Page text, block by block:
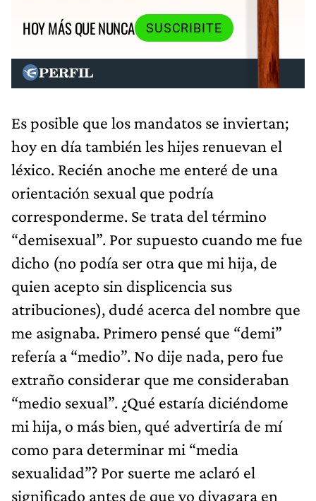
HOY MÁS QUE NUNCA
SUSCRIBITE
Es posible que los mandatos se inviertan;
hoy en día también les hijes renuevan el
léxico. Recién anoche me enteré de una
orientación sexual que podría
corresponderme. Se trata del término
“demisexual”. Por supuesto cuando me fue
dicho (no podía ser otra que mi hija, de
quien acepto sin displicencia sus
atribuciones), dudé acerca del nombre que
me asignaba. Primero pensé que “demi”
refería a “medio”. No dije nada, pero fue
extraño considerar que me consideraban
“medio sexual”. ¿Qué estaría diciéndome
mi hija, o más bien, qué advertiría de mí
como para determinar mi “media
sexualidad”? Por suerte me aclaró el
significado antes de que yo divagara en